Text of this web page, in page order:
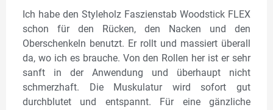
Ich habe den Styleholz Faszienstab Woodstick FLEX
schon für den Rücken, den Nacken und den
Oberschenkeln benutzt. Er rollt und massiert überall
da, wo ich es brauche. Von den Rollen her ist er sehr
sanft in der Anwendung und überhaupt nicht
schmerzhaft. Die Muskulatur wird sofort gut
durchblutet und entspannt. Für eine gänzliche